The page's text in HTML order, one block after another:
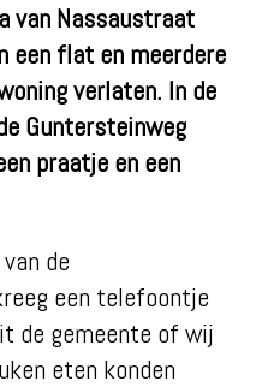
van Nassaustraat
een flat en meerdere
verlaten. In de
Guntersteinweg
praatje en een
de
een telefoontje
de gemeente of wij
eten konden